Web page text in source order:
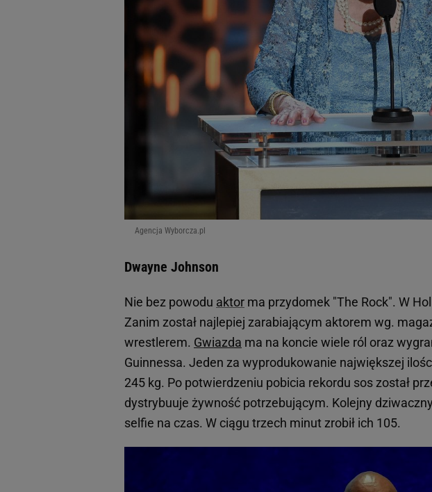
Agencja Wyborcza.pl
Dwayne Johnson
Nie bez powodu aktor ma przydomek "The Rock". W
Zanim został najlepiej zarabiającym aktorem wg.
wrestlerem. Gwiazda ma na koncie wiele ról oraz
Guinnessa. Jeden za wyprodukowanie największej
245 kg. Po potwierdzeniu pobicia rekordu sos został
dystrybuuje żywność potrzebującym. Kolejny
selfie na czas. W ciągu trzech minut zrobił ich 105.